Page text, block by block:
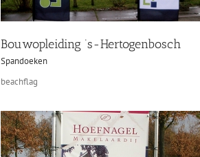
Bouwopleiding ‘s-Hertogenbosch
Spandoeken
beachflag